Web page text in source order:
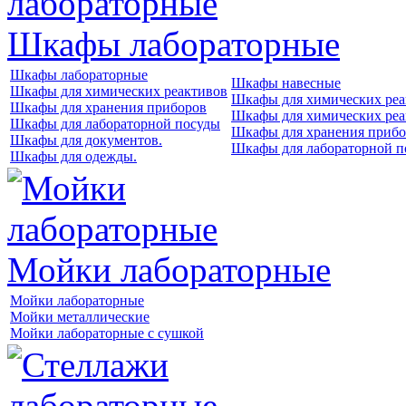
Шкафы лабораторные
Шкафы лабораторные
Шкафы для химических реактивов
Шкафы для хранения приборов
Шкафы для лабораторной посуды
Шкафы для документов.
Шкафы для одежды.
Шкафы навесные
Шкафы для химических
Шкафы для химических
Шкафы для хранения
Шкафы для лабораторной
Мойки лабораторные
Мойки лабораторные
Мойки металлические
Мойки лабораторные с сушкой